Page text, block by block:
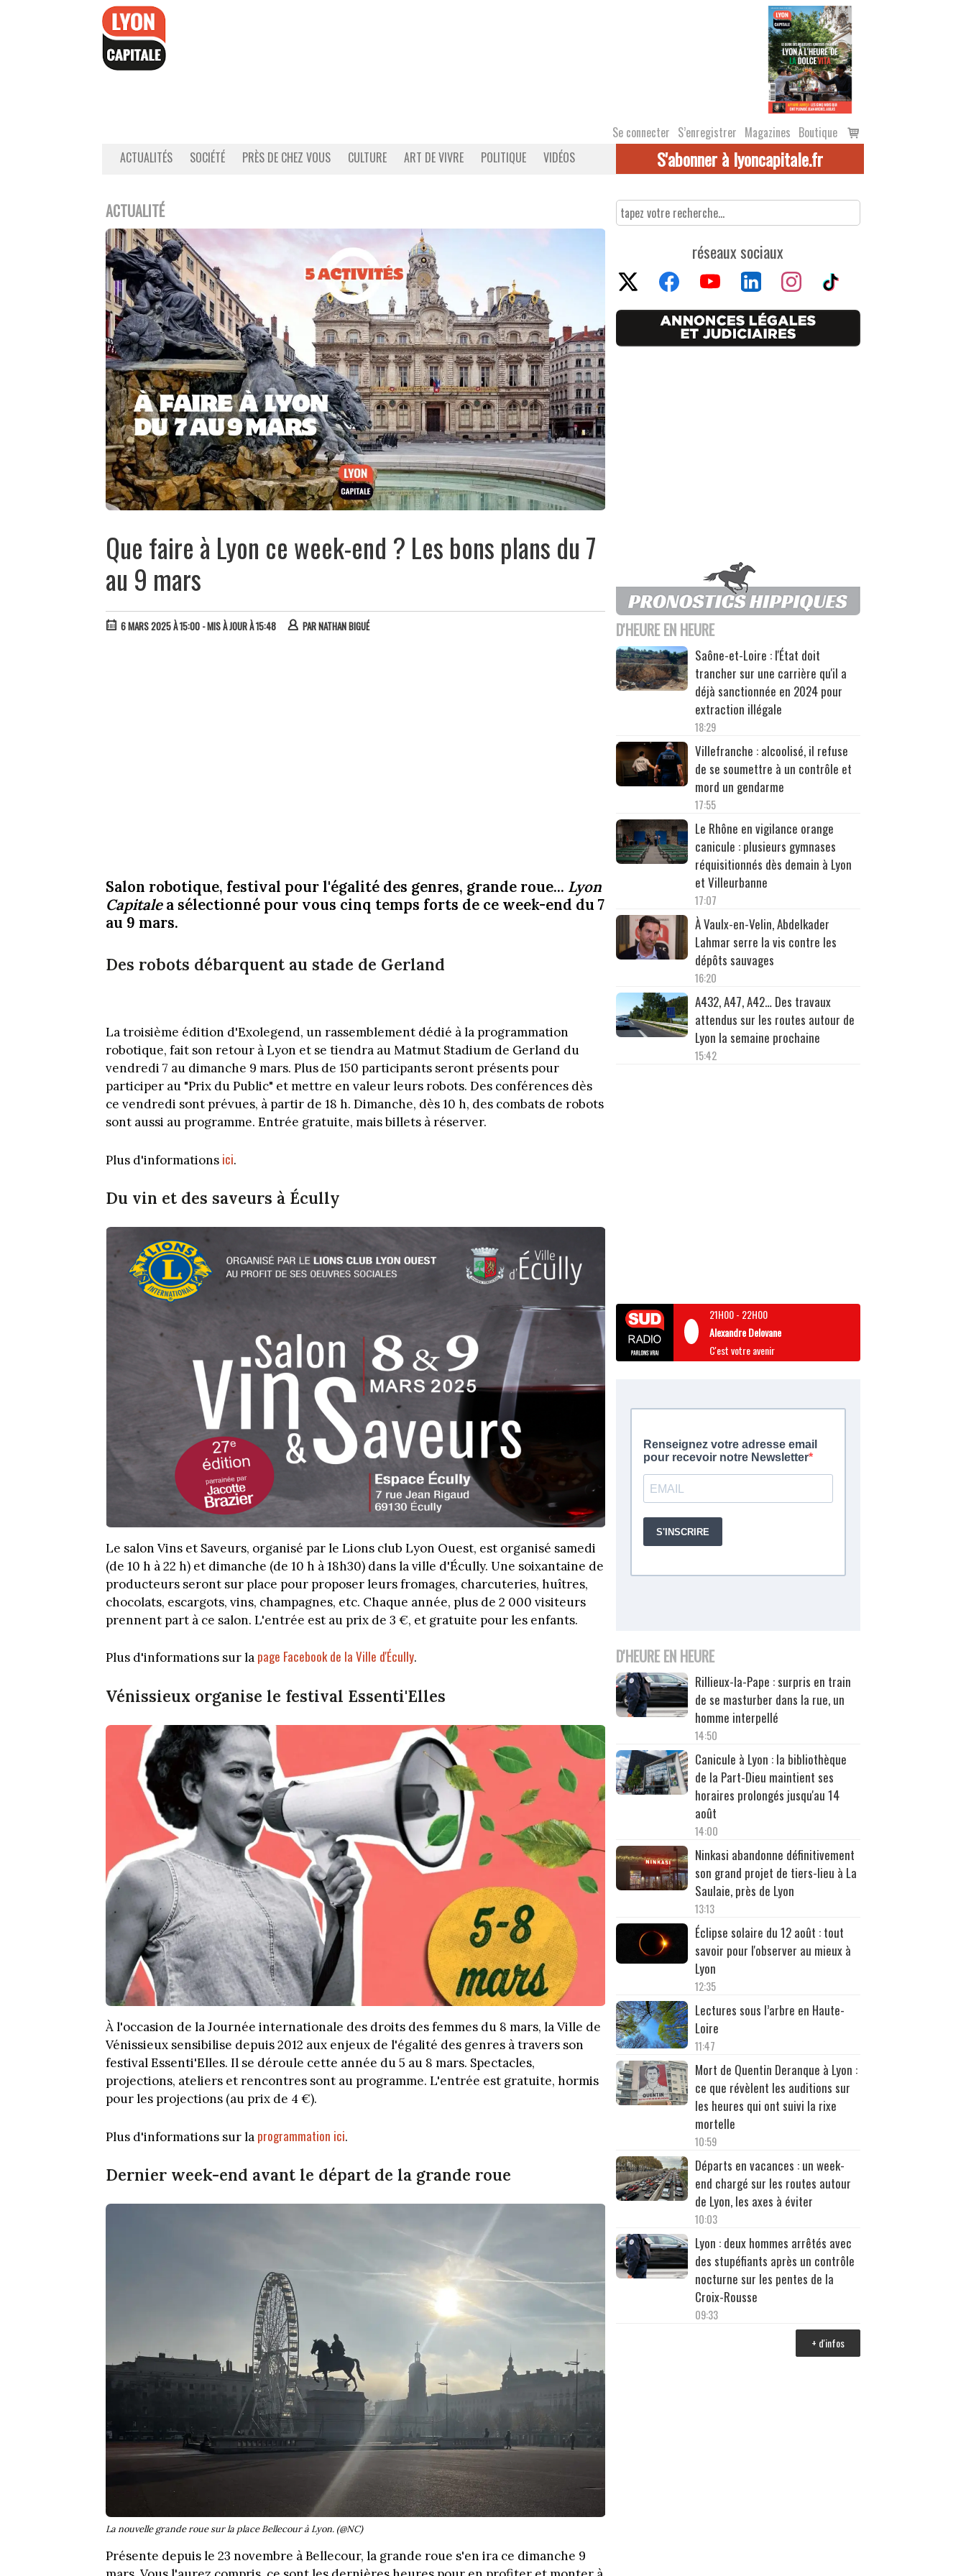
Se connecter S’enregistrer Magazines Boutique
Voir
le
ACTUALITÉS SOCIÉTÉ PRÈS DE CHEZ VOUS CULTURE ART DE VIVRE POLITIQUE VIDÉOS S'abonner à lyoncapitale.fr
ACTUALITÉ
Que faire à Lyon ce week-end ? Les bons plans du 7
au 9 mars
6 MARS 2025 À 15:00 - MIS À JOUR À 15:48 PARNATHAN BIGUÉ
Salon robotique, festival pour l'égalité des genres, grande roue... Lyon
Capitalea sélectionné pour vous cinq temps forts de ce week-end du 7
au 9 mars.
Des robots débarquent au stade de Gerland
La troisième édition d'Exolegend, un rassemblement dédié à la programmation
robotique, fait son retour à Lyon et se tiendra au Matmut Stadium de Gerland du
vendredi 7 au dimanche 9 mars. Plus de 150 participants seront présents pour
participer au "Prix du Public" et mettre en valeur leurs robots. Des conférences dès
ce vendredi sont prévues, à partir de 18 h. Dimanche, dès 10 h, des combats de robots
sont aussi au programme. Entrée gratuite, mais billets à réserver.
Plus d'informations ici.
Du vin et des saveurs à Écully
Le salon Vins et Saveurs, organisé par le Lions club Lyon Ouest, est organisé samedi
(de 10 h à 22 h) et dimanche (de 10 h à 18h30) dans la ville d'Écully. Une soixantaine de
producteurs seront sur place pour proposer leurs fromages, charcuteries, huîtres,
chocolats, escargots, vins, champagnes, etc. Chaque année, plus de 2 000 visiteurs
prennent part à ce salon. L'entrée est au prix de 3 €, et gratuite pour les enfants.
Plus d'informations sur la page Facebook de la Ville d'Écully.
Vénissieux organise le festival Essenti'Elles
À l'occasion de la Journée internationale des droits des femmes du 8 mars, la Ville de
Vénissieux sensibilise depuis 2012 aux enjeux de l'égalité des genres à travers son
festival Essenti'Elles. Il se déroule cette année du 5 au 8 mars. Spectacles,
projections, ateliers et rencontres sont au programme. L'entrée est gratuite, hormis
pour les projections (au prix de 4 €).
Plus d'informations sur la programmation ici.
Dernier week-end avant le départ de la grande roue
La nouvelle grande roue sur la place Bellecour à Lyon. (@NC)
Présente depuis le 23 novembre à Bellecour, la grande roue s'en ira ce dimanche 9
réseaux sociaux
D'HEURE EN HEURE
Saône-et-Loire : l'État doit
trancher sur une carrière qu'il a
déjà sanctionnée en 2024 pour
extraction illégale
18:29
Villefranche : alcoolisé, il refuse
de se soumettre à un contrôle et
mord un gendarme
17:55
Le Rhône en vigilance orange
canicule : plusieurs gymnases
réquisitionnés dès demain à Lyon
et Villeurbanne
17:07
À Vaulx-en-Velin, Abdelkader
Lahmar serre la vis contre les
dépôts sauvages
16:20
A432, A47, A42… Des travaux
attendus sur les routes autour de
Lyon la semaine prochaine
15:42
21H00- 22H00
Alexandre Delovane
C'est votre avenir
D'HEURE EN HEURE
Rillieux-la-Pape : surpris en train
de se masturber dans la rue, un
homme interpellé
14:50
Canicule à Lyon : la bibliothèque
de la Part-Dieu maintient ses
horaires prolongés jusqu'au 14
août
14:00
Ninkasi abandonne définitivement
son grand projet de tiers-lieu à La
Saulaie, près de Lyon
13:13
Éclipse solaire du 12 août : tout
savoir pour l'observer au mieux à
Lyon
12:35
Lectures sous l’arbre en Haute-
Loire
11:47
Mort de Quentin Deranque à Lyon :
ce que révèlent les auditions sur
les heures qui ont suivi la rixe
mortelle
10:59
Départs en vacances : un week-
end chargé sur les routes autour
de Lyon, les axes à éviter
10:03
Lyon : deux hommes arrêtés avec
des stupéfiants après un contrôle
nocturne sur les pentes de la
Croix-Rousse
09:33
+ d'infos